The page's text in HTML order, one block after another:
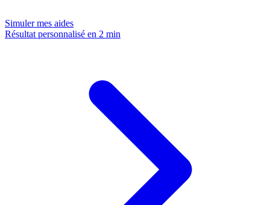
Simuler mes aides
Résultat personnalisé en 2 min